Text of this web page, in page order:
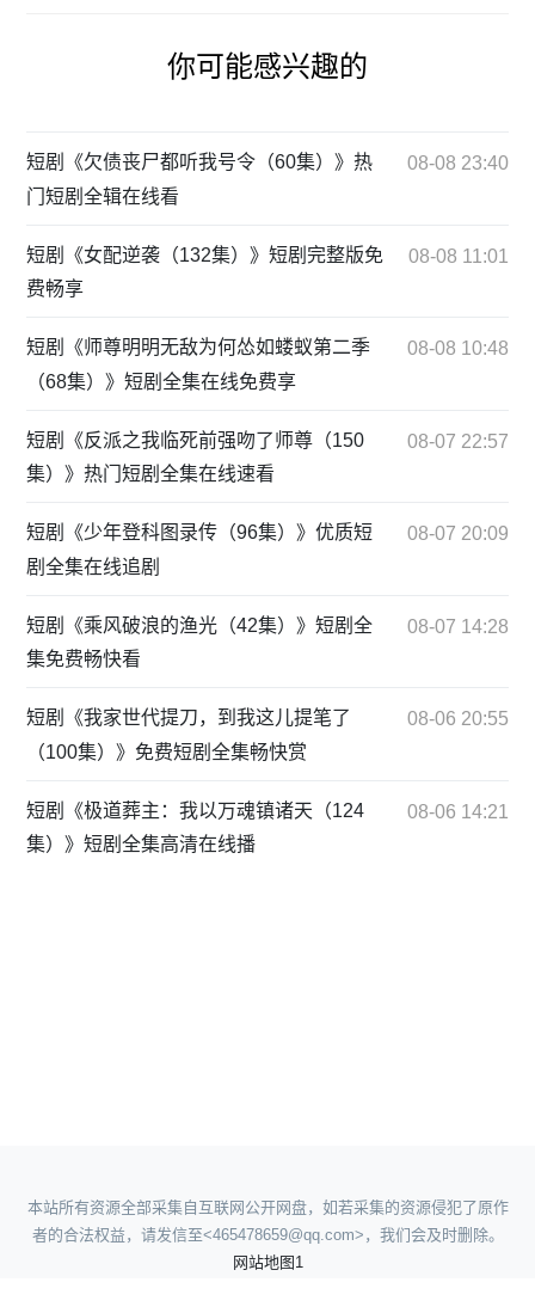
你可能感兴趣的
短剧《欠债丧尸都听我号令（60集）》热
门短剧全辑在线看
08-08 23:40
短剧《女配逆袭（132集）》短剧完整版免
费畅享
08-08 11:01
短剧《师尊明明无敌为何怂如蝼蚁第二季
（68集）》短剧全集在线免费享
08-08 10:48
短剧《反派之我临死前强吻了师尊（150
集）》热门短剧全集在线速看
08-07 22:57
短剧《少年登科图录传（96集）》优质短
剧全集在线追剧
08-07 20:09
短剧《乘风破浪的渔光（42集）》短剧全
集免费畅快看
08-07 14:28
短剧《我家世代提刀，到我这儿提笔了
（100集）》免费短剧全集畅快赏
08-06 20:55
短剧《极道葬主：我以万魂镇诸天（124
集）》短剧全集高清在线播
08-06 14:21
本站所有资源全部采集自互联网公开网盘，如若采集的资源侵犯了原作
者的合法权益，请发信至<465478659@qq.com>，我们会及时删除。
网站地图1